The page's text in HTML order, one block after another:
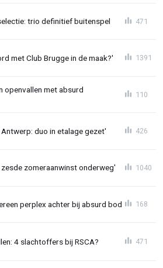
trio definitief buitenspel 471
met Club Brugge in de maak?' 1391
openvallen met absurd
110
duo in etalage gezet' 426
zomeraanwinst onderweg' 1040
perplex achter bij absurd bod 168
4 slachtoffers bij RSCA? 471